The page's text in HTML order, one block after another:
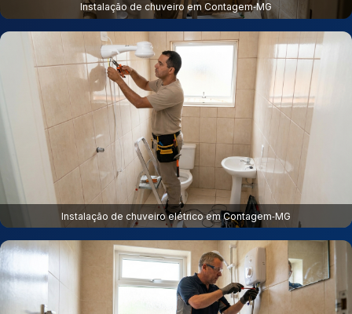
Instalação de chuveiro em Contagem‑MG
Instalação de chuveiro elétrico em Contagem‑MG